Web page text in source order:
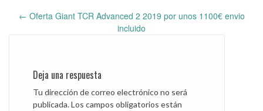
navigation
← Oferta Giant TCR Advanced 2 2019 por unos 1100€ envio
incluido
Deja una respuesta
Tu dirección de correo electrónico no será
publicada.Los campos obligatorios están